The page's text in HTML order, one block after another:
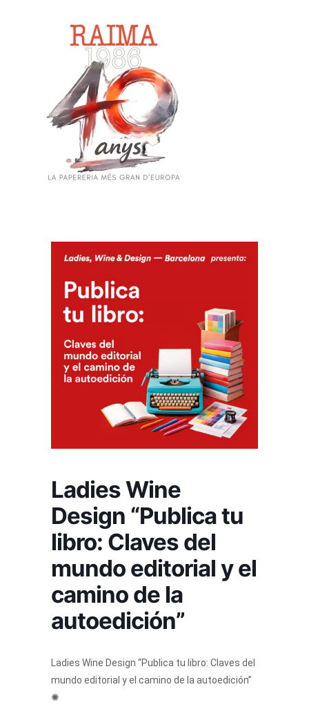
Skip to main content
Ladies Wine
Design “Publica tu
libro: Claves del
mundo editorial y el
camino de la
autoedición”
Ladies Wine Design “Publica tu libro: Claves del
mundo editorial y el camino de la autoedición”
✺